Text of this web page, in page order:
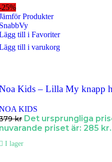
25%
Produkter
till i Favoriter
till i varukorg
Kids – Lilla My knapp
KIDS
kr Det ursprungliga
priset är: 285 kr.
I lager